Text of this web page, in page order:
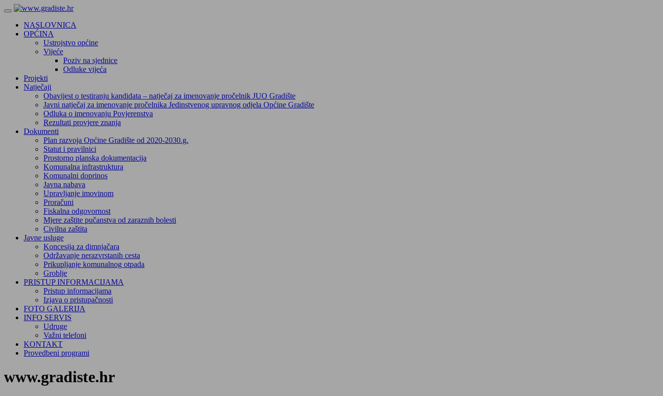
NASLOVNICA
OPĆINA
Ustrojstvo općine
Vijeće
Poziv na sjednice
Odluke vijeća
Projekti
Natječaji
Obavijest o testiranju kandidata – natječaj za imenovanje pročelnik JUO Gradište
Javni natječaj za imenovanje pročelnika Jedinstvenog upravnog odjela Općine Gradište
Odluka o imenovanju Povjerenstva
Rezultati provjere znanja
Dokumenti
Plan razvoja Općine Gradište od 2020-2030.g.
Statut i pravilnici
Prostorno planska dokumentacija
Komunalna infrastruktura
Komunalni doprinos
Javna nabava
Upravljanje imovinom
Proračuni
Fiskalna odgovornost
Mjere zaštite pučanstva od zaraznih bolesti
Civilna zaštita
Javne usluge
Koncesija za dimnjačara
Održavanje nerazvrstanih cesta
Prikupljanje komunalnog otpada
Groblje
PRISTUP INFORMACIJAMA
Pristup informacijama
Izjava o pristupačnosti
FOTO GALERIJA
INFO SERVIS
Udruge
Važni telefoni
KONTAKT
Provedbeni programi
www.gradiste.hr